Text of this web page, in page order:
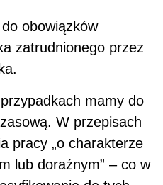
obowiązków
zatrudnionego przez
mamy do
W przepisach
pracy „o charakterze
lub doraźnym” – co w